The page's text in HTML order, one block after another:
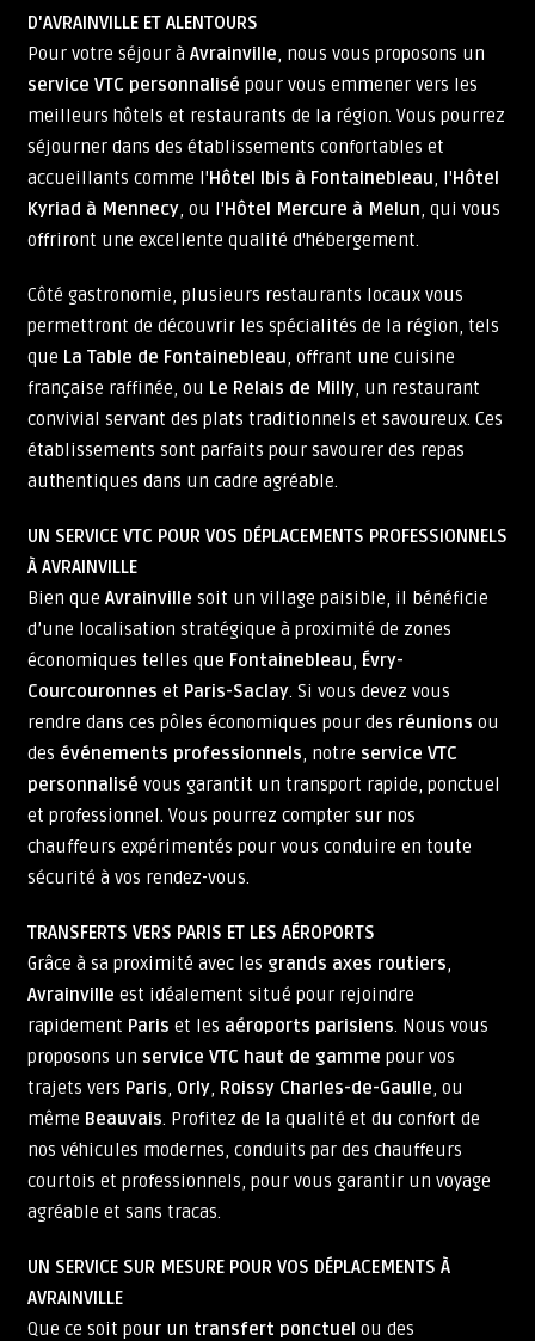
D'AVRAINVILLE ET ALENTOURS
Pour votre séjour à Avrainville, nous vous proposons un
service VTC personnalisé pour vous emmener vers les
meilleurs hôtels et restaurants de la région. Vous pourrez
séjourner dans des établissements confortables et
accueillants comme l'Hôtel Ibis à Fontainebleau, l'Hôtel
Kyriad à Mennecy, ou l'Hôtel Mercure à Melun, qui vous
offriront une excellente qualité d'hébergement.
Côté gastronomie, plusieurs restaurants locaux vous
permettront de découvrir les spécialités de la région, tels
que La Table de Fontainebleau, offrant une cuisine
française raffinée, ou Le Relais de Milly, un restaurant
convivial servant des plats traditionnels et savoureux. Ces
établissements sont parfaits pour savourer des repas
authentiques dans un cadre agréable.
UN SERVICE VTC POUR VOS DÉPLACEMENTS PROFESSIONNELS
À AVRAINVILLE
Bien que Avrainville soit un village paisible, il bénéficie
d’une localisation stratégique à proximité de zones
économiques telles que Fontainebleau, Évry-
Courcouronnes et Paris-Saclay. Si vous devez vous
rendre dans ces pôles économiques pour des réunions ou
des événements professionnels, notre service VTC
personnalisé vous garantit un transport rapide, ponctuel
et professionnel. Vous pourrez compter sur nos
chauffeurs expérimentés pour vous conduire en toute
sécurité à vos rendez-vous.
TRANSFERTS VERS PARIS ET LES AÉROPORTS
Grâce à sa proximité avec les grands axes routiers,
Avrainville est idéalement situé pour rejoindre
rapidement Paris et les aéroports parisiens. Nous vous
proposons un service VTC haut de gamme pour vos
trajets vers Paris, Orly, Roissy Charles-de-Gaulle, ou
même Beauvais. Profitez de la qualité et du confort de
nos véhicules modernes, conduits par des chauffeurs
courtois et professionnels, pour vous garantir un voyage
agréable et sans tracas.
UN SERVICE SUR MESURE POUR VOS DÉPLACEMENTS À
AVRAINVILLE
Que ce soit pour un transfert ponctuel ou des